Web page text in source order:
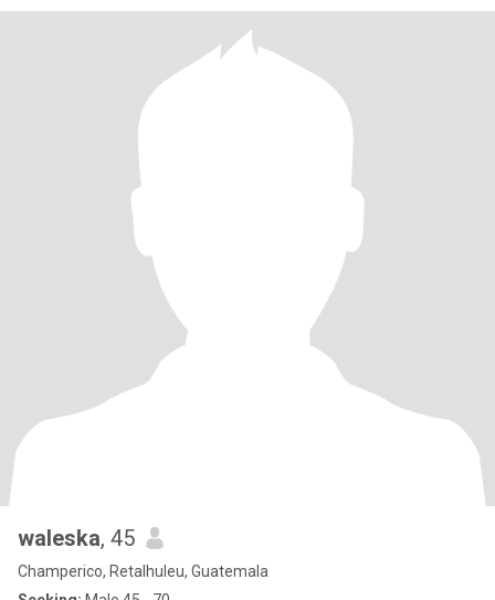
waleska, 45
Champerico, Retalhuleu, Guatemala